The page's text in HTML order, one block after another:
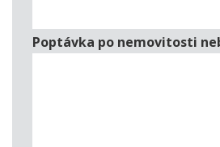
Poptávka po nemovitosti